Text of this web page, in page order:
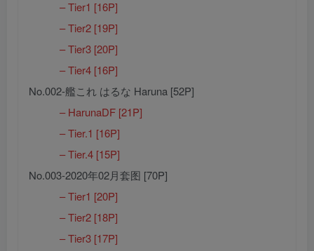
– Tier1 [16P]
– Tier2 [19P]
– Tier3 [20P]
– Tier4 [16P]
No.002-艦これ はるな Haruna [52P]
– HarunaDF [21P]
– Tier.1 [16P]
– Tier.4 [15P]
No.003-2020年02月套图 [70P]
– Tier1 [20P]
– Tier2 [18P]
– Tier3 [17P]